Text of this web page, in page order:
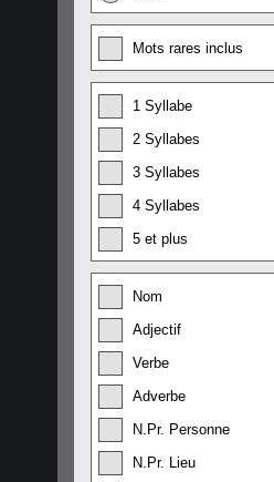
Mots rares inclus
1 Syllabe
2 Syllabes
3 Syllabes
4 Syllabes
5 et plus
Nom
Adjectif
Verbe
Adverbe
N.Pr. Personne
N.Pr. Lieu